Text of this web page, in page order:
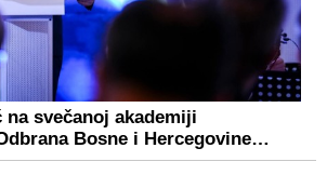
svečanoj akademiji
Bosne i Hercegovine…